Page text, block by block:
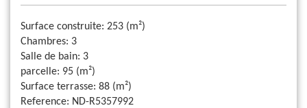
Surface construite: 253 (m²)
Chambres: 3
Salle de bain: 3
parcelle: 95 (m²)
Surface terrasse: 88 (m²)
Reference: ND-R5357992